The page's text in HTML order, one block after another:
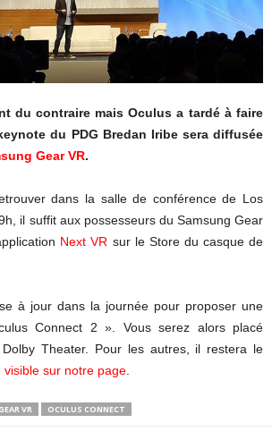
du contraire mais Oculus a tardé à faire
du PDG Bredan Iribe sera diffusée
Gear VR.
dans la salle de conférence de Los
il suffit aux possesseurs du Samsung Gear
Next VR sur le Store du casque de
à jour dans la journée pour proposer une
Connect 2 ». Vous serez alors placé
Theater. Pour les autres, il restera le
visible sur notre page
VR OCULUS CONNECT